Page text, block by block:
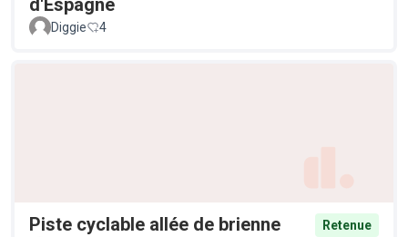
d'Espagne
Diggie 4
Piste cyclable allée de brienne
Retenue